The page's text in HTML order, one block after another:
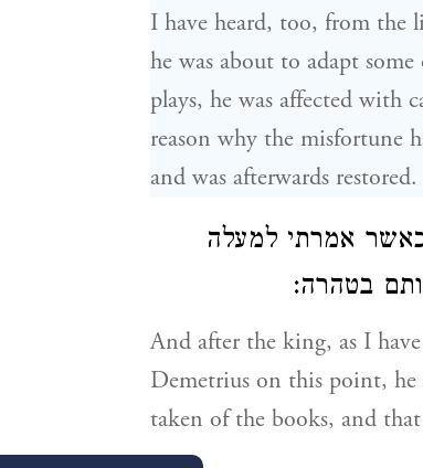
I have heard, too, from the
he was about to adapt
plays, he was affected with
reason why the misfortune
and was afterwards restored.
אמרתי למעלה
בטהרה:
And after the king, as I
Demetrius on this point, he
taken of the books, and